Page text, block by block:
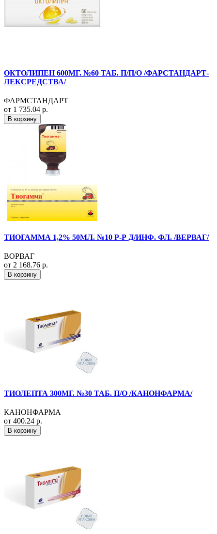
ОКТОЛИПЕН 600МГ. №60 ТАБ. П/П/О /ФАРСТАНДАРТ-
ЛЕКСРЕДСТВА/
ФАРМСТАНДАРТ
от 1 735.04 р.
В корзину
ТИОГАММА 1,2% 50МЛ. №10 Р-Р Д/ИНФ. ФЛ. /ВЕРВАГ/
ВОРВАГ
от 2 168.76 р.
В корзину
ТИОЛЕПТА 300МГ. №30 ТАБ. П/О /КАНОНФАРМА/
КАНОНФАРМА
от 400.24 р.
В корзину